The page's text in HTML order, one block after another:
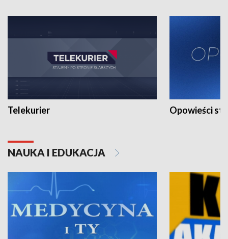
Telekurier Opowieści
NAUKA I EDUKACJA